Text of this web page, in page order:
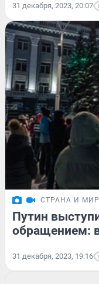
31 декабря, 2023, 20:07
СТРАНА И МИР
Путин
обращением:
31 декабря, 2023, 19:16